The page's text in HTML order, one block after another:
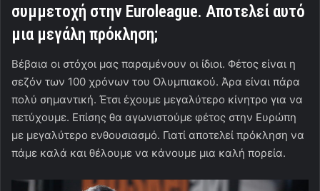
συμμετοχή στην Euroleague. Αποτελεί αυτό
μια μεγάλη πρόκληση;
Βέβαια οι στόχοι μας παραμένουν οι ίδιοι. Φέτος είναι η
σεζόν των 100 χρόνων του Ολυμπιακού. Άρα είναι πάρα
πολύ σημαντική. Έτσι έχουμε μεγαλύτερο κίνητρο για να
πετύχουμε. Επίσης θα αγωνιστούμε φέτος στην Ευρώπη
με μεγαλύτερο ενθουσιασμό. Γιατί αποτελεί πρόκληση να
πάμε καλά και θέλουμε να κάνουμε μια καλή πορεία.